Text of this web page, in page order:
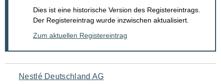
Dies ist eine historische Version des Registereintrags.
Der Registereintrag wurde inzwischen aktualisiert.
Zum aktuellen Registereintrag
Navigation
Nestlé Deutschland AG